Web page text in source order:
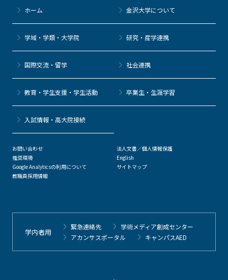
ホーム 金沢大学について
学域・学類・大学院 研究・産学連携
国際交流・留学 社会連携
教育・学生支援・学生活動 卒業生・生涯学習
⼊試情報・高大院接続
お問い合わせ
推奨環境
Google Analyticsの利用について
教職員採用情報
法人文書／個人情報保護
English
サイトマップ
学内者用
緊急連絡先
学術メディア創成センター
アカンサスポータル
キャンパスAED